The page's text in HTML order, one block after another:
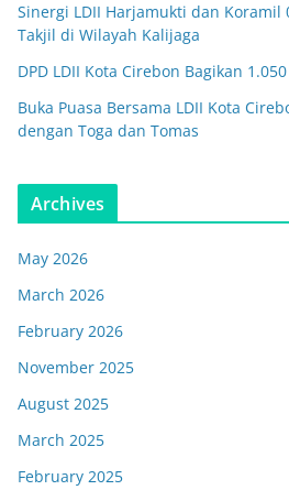
Sinergi LDII Harjamukti dan Koramil
Takjil di Wilayah Kalijaga
DPD LDII Kota Cirebon Bagikan
Buka Puasa Bersama LDII Kota
dengan Toga dan Tomas
Archives
May 2026
March 2026
February 2026
November 2025
August 2025
March 2025
February 2025